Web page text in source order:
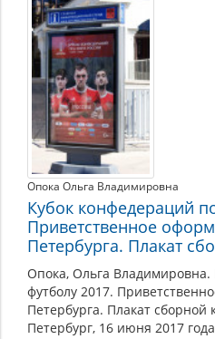
Опока Ольга Владимировна
Кубок конфедераций
Приветственное
Петербурга. Плакат
Опока, Ольга
футболу 2017.
Петербурга. Плакат сборной
Петербург, 16 июня 2017